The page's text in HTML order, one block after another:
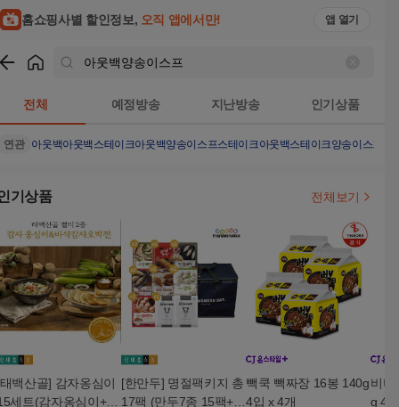
홈쇼핑사별 할인정보, 오직 앱에서만! 앱 열기
전체 예정방송 지난방송 인기상품
연관 아웃백아웃백스테이크아웃백양송이스프스테이크아웃백스테이크양송이스프
기상품 전체보기
백산골] 감자옹심이
세트(감자옹심이+옹
[한만두] 명절팩키지 총
17팩 (만두7종 15팩+
빽쿡 빽짜장 16봉 140g
4입 x 4개
비비
g 4팩